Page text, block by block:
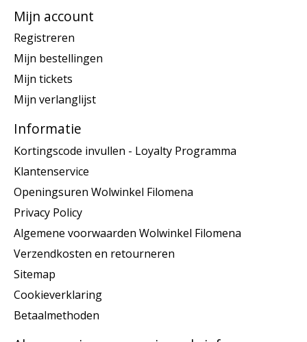
Mijn account
Registreren
Mijn bestellingen
Mijn tickets
Mijn verlanglijst
Informatie
Kortingscode invullen - Loyalty Programma
Klantenservice
Openingsuren Wolwinkel Filomena
Privacy Policy
Algemene voorwaarden Wolwinkel Filomena
Verzendkosten en retourneren
Sitemap
Cookieverklaring
Betaalmethoden